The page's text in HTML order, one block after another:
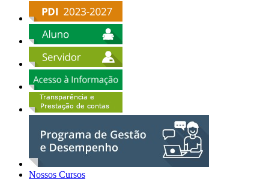
Nossos Cursos